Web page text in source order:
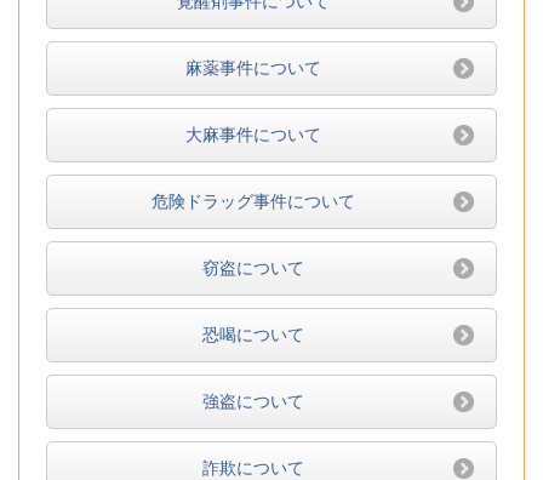
麻薬事件について
大麻事件について
危険ドラッグ事件について
窃盗について
恐喝について
強盗について
詐欺について